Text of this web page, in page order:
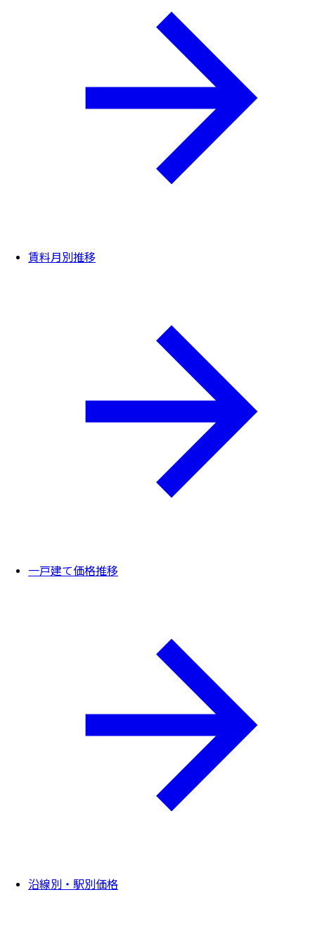
賃料月別推移
一戸建て価格推移
沿線別・駅別価格